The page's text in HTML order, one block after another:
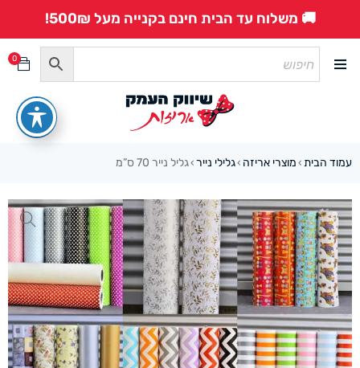
🚚 משלוח עד הבית חינם בקנייה מעל 500₪!
0
עמוד הבית › מוצרי אריזה ›גלילי נייר ›גליל נייר 70 ס”מ